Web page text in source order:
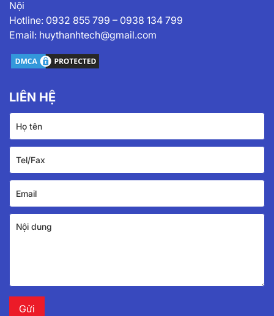
Nội
Hotline: 0932 855 799 – 0938 134 799
Email: huythanhtech@gmail.com
LIÊN HỆ